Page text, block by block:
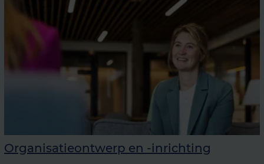
Organisatieontwerp en -inrichting